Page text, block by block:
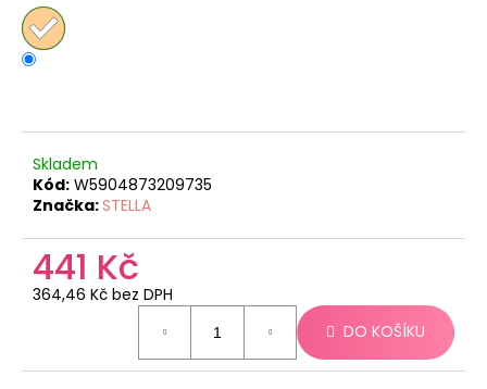
Skladem
Kód: W5904873209735
Značka:STELLA
441 Kč
364,46 Kč bez DPH
DO KOŠÍKU
D
o
p
č
u
e
m
e